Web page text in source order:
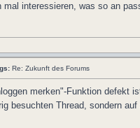
mal interessieren, was so an
Re: Zukunft des Forums
merken"-Funktion defekt
besuchten Thread, sondern